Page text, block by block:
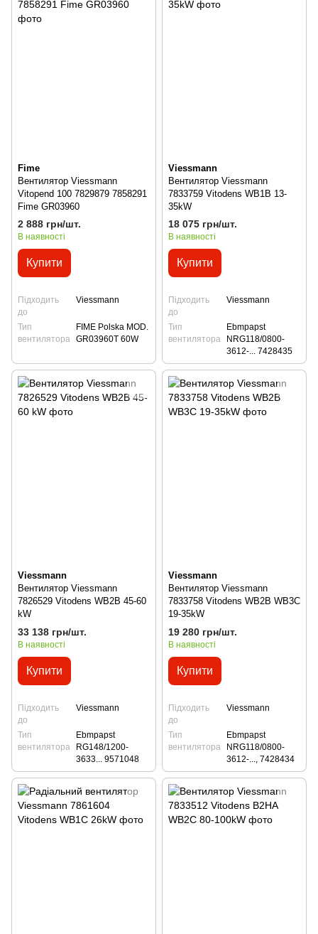
Fime
Вентилятор Viessmann
Vitopend 100 7829879 7858291
Fime GR03960
2 888 грн/шт.
В наявності
Купити
Підходить
до
Viessmann
Тип
вентилятора
FIME Polska MOD.
GR03960T 60W
Viessmann
Вентилятор Viessmann
7833759 Vitodens WB1B 13-
35kW
18 075 грн/шт.
В наявності
Купити
Підходить
до
Viessmann
Тип
вентилятора
Ebmpapst
NRG118/0800-
3612-... 7428435
Viessmann
Вентилятор Viessmann
7826529 Vitodens WB2B 45-60
kW
33 138 грн/шт.
В наявності
Купити
Підходить
до
Viessmann
Тип
вентилятора
Ebmpapst
RG148/1200-
3633... 9571048
Viessmann
Вентилятор Viessmann
7833758 Vitodens WB2B WB3C
19-35kW
19 280 грн/шт.
В наявності
Купити
Підходить
до
Viessmann
Тип
вентилятора
Ebmpapst
NRG118/0800-
3612-..., 7428434